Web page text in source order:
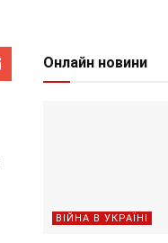
Онлайн новини
ВІЙНА В УКРАЇНІ